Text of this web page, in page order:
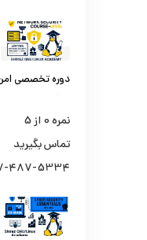
دوره تخصصی
مراکز داده
سطح یک)
نمره0 از 5
تماس بگیرید
487-5334